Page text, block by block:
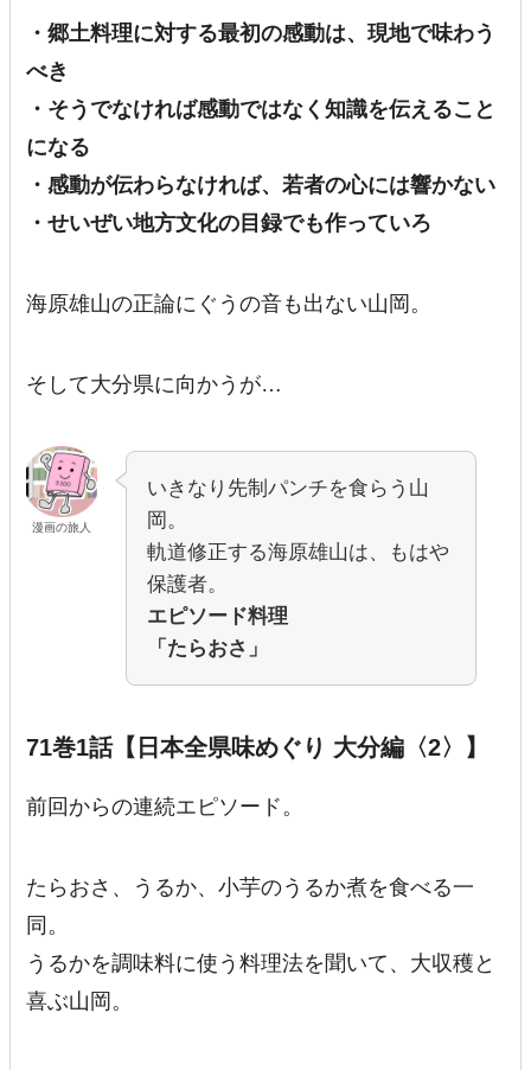
・郷土料理に対する最初の感動は、現地で味わう
べき
・そうでなければ感動ではなく知識を伝えること
になる
・感動が伝わらなければ、若者の心には響かない
・せいぜい地方文化の目録でも作っていろ
海原雄山の正論にぐうの音も出ない山岡。
そして大分県に向かうが…
漫画の旅人
いきなり先制パンチを食らう山
岡。
軌道修正する海原雄山は、もはや
保護者。
エピソード料理
「たらおさ」
71巻1話【日本全県味めぐり 大分編〈2〉】
前回からの連続エピソード。
たらおさ、うるか、小芋のうるか煮を食べる一
同。
うるかを調味料に使う料理法を聞いて、 大収穫 と
喜ぶ山岡。